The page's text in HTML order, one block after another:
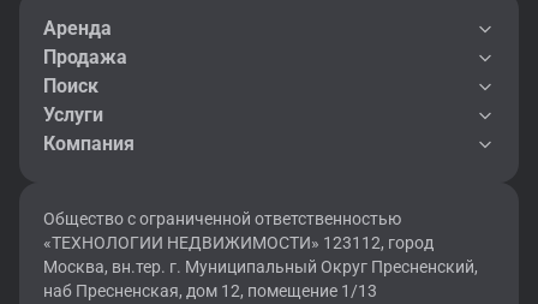
Аренда
Продажа
Поиск
Услуги
Компания
Общество с ограниченной ответственностью
«ТЕХНОЛОГИИ НЕДВИЖИМОСТИ» 123112, город
Москва, вн.тер. г. Муниципальный Округ Пресненский,
наб Пресненская, дом 12, помещение 1/13